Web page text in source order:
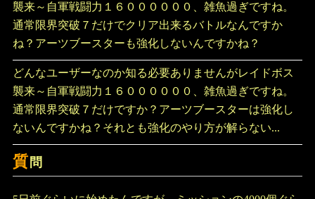
襲来～自軍戦闘力１６００００００、雑魚過ぎですね。
通常限界突破７だけでクリア出来るバトルなんですか
ね？アーツブースターも強化しないんですかね？
どんなユーザーなのか知る必要ありませんがレイドボス
襲来～自軍戦闘力１６００００００、雑魚過ぎですね。
通常限界突破７だけですか？アーツブースターは強化し
ないんですかね？それとも強化のやり方が解らない...
質 問